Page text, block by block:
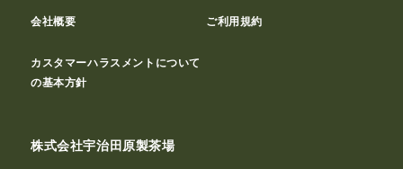
会社概要 ご利用規約
カスタマーハラスメントについて
の基本方針
株式会社宇治田原製茶場